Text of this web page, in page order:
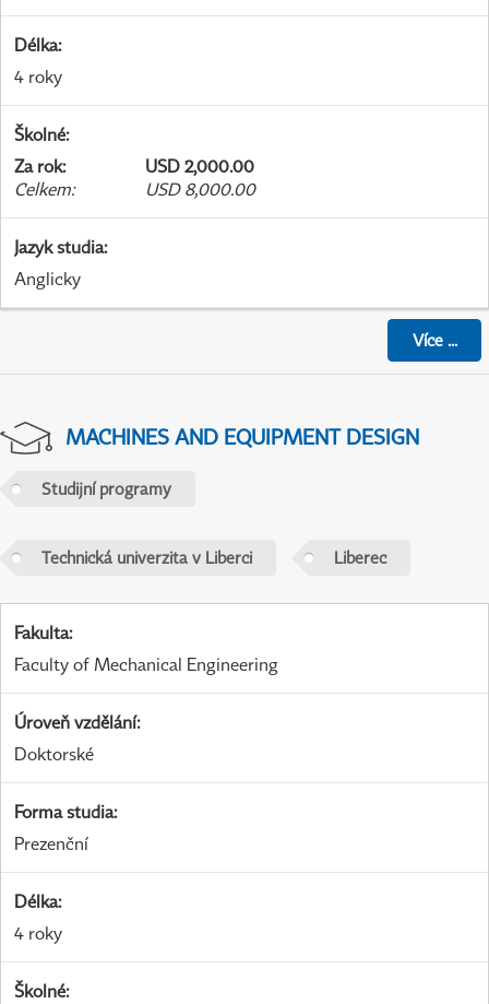
Délka:
4 roky
Školné:
Za rok:
USD 2,000.00
Celkem: USD 8,000.00
Jazyk studia:
Anglicky
Více...
MACHINES AND EQUIPMENT DESIGN
Studijní programy
Technická univerzita v Liberci Liberec
Fakulta:
Faculty of Mechanical Engineering
Úroveň vzdělání:
Doktorské
Forma studia:
Prezenční
Délka:
4 roky
Školné: